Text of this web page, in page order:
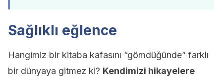
Sağlıklı eğlence
Hangimiz bir kitaba kafasını “gömdüğünde” farklı
bir dünyaya gitmez ki? Kendimizi hikayelere